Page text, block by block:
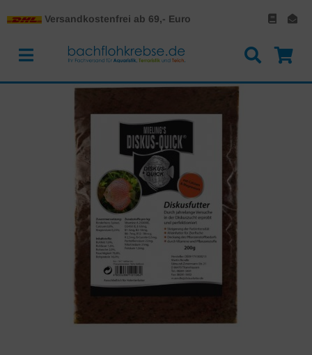
Versandkostenfrei ab 69,- Euro